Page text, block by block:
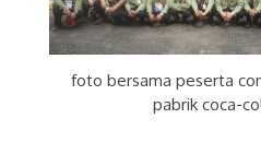
foto bersama peserta
pabrik coca-